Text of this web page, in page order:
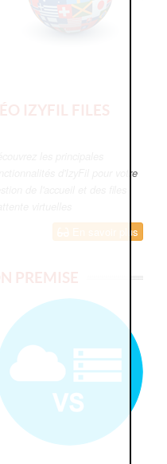
IZYFIL FILES
d'IzyFil pour votre
En savoir plus
PREMISE